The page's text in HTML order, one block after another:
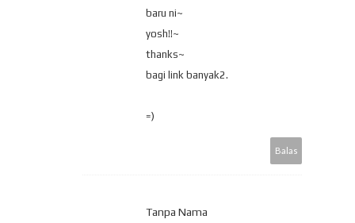
baru ni~
yosh!!~
thanks~
bagi link banyak2.
=)
Balas
Tanpa Nama